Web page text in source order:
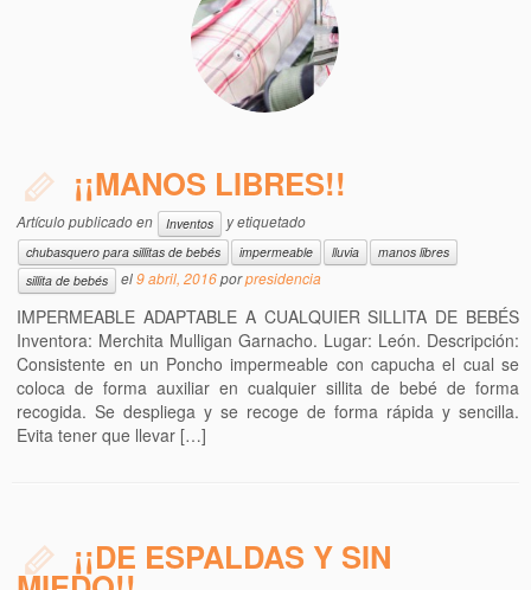
¡¡MANOS LIBRES!!
Artículo publicado en Inventos y etiquetado
chubasquero para sillitas de bebés impermeable lluvia
manos libres
sillita de bebés
el9 abril, 2016porpresidencia
IMPERMEABLE ADAPTABLE A CUALQUIER SILLITA DE BEBÉS
Inventora: Merchita Mulligan Garnacho. Lugar: León. Descripción:
Consistente en un Poncho impermeable con capucha el cual se
coloca de forma auxiliar en cualquier sillita de bebé de forma
recogida. Se despliega y se recoge de forma rápida y sencilla.
Evita tener que llevar […]
¡¡DE ESPALDAS Y SIN